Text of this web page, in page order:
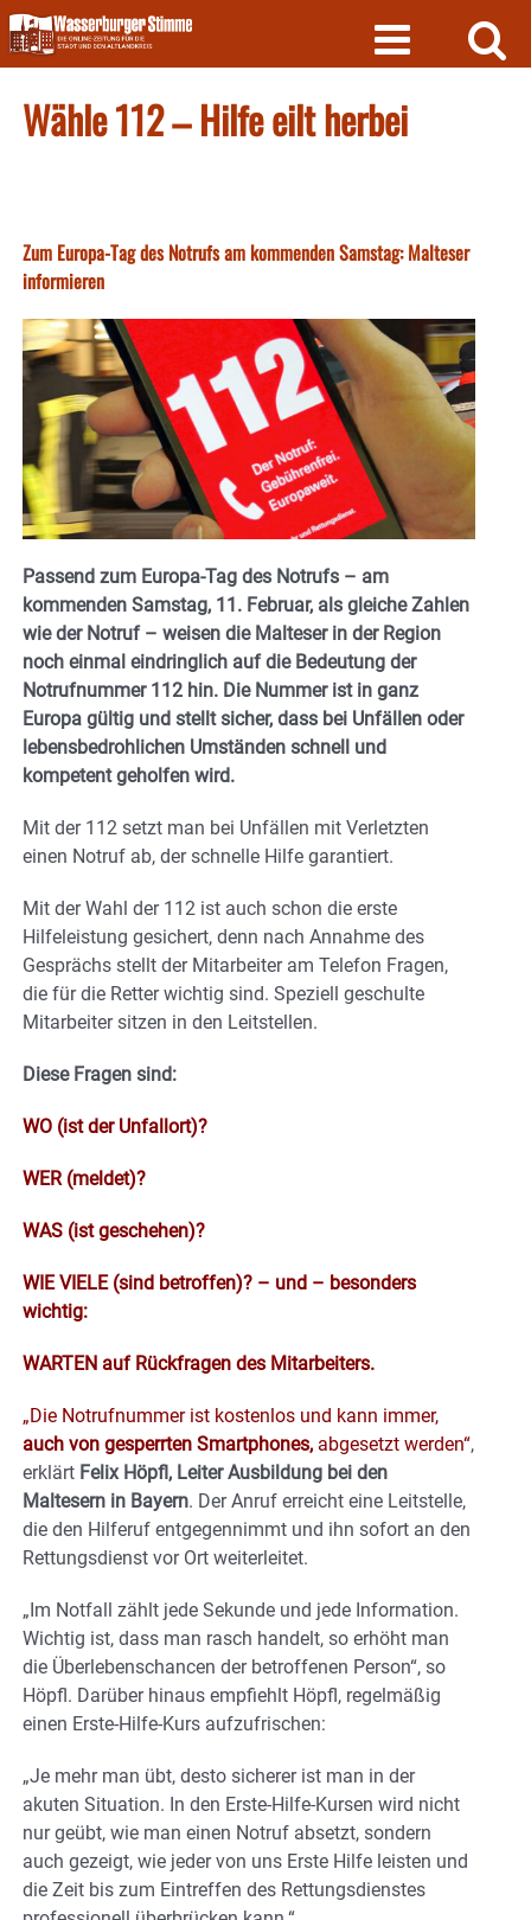
Skip
to
content
Wähle 112 – Hilfe eilt herbei
Zum Europa-Tag des Notrufs am kommenden Samstag: Malteser
informieren
Passend zum Europa-Tag des Notrufs – am
kommenden Samstag, 11. Februar, als gleiche Zahlen
wie der Notruf – weisen die Malteser in der Region
noch einmal eindringlich auf die Bedeutung der
Notrufnummer 112 hin. Die Nummer ist in ganz
Europa gültig und stellt sicher, dass bei Unfällen oder
lebensbedrohlichen Umständen schnell und
kompetent geholfen wird.
Mit der 112 setzt man bei Unfällen mit Verletzten
einen Notruf ab, der schnelle Hilfe garantiert.
Mit der Wahl der 112 ist auch schon die erste
Hilfeleistung gesichert, denn nach Annahme des
Gesprächs stellt der Mitarbeiter am Telefon Fragen,
die für die Retter wichtig sind. Speziell geschulte
Mitarbeiter sitzen in den Leitstellen.
Diese Fragen sind:
WO (ist der Unfallort)?
WER (meldet)?
WAS (ist geschehen)?
WIE VIELE (sind betroffen)? – und – besonders
wichtig:
WARTEN auf Rückfragen des Mitarbeiters.
„Die Notrufnummer ist kostenlos und kann immer,
auch von gesperrten Smartphones, abgesetzt werden“,
erklärt Felix Höpfl, Leiter Ausbildung bei den
Maltesern in Bayern. Der Anruf erreicht eine Leitstelle,
die den Hilferuf entgegennimmt und ihn sofort an den
Rettungsdienst vor Ort weiterleitet.
„Im Notfall zählt jede Sekunde und jede Information.
Wichtig ist, dass man rasch handelt, so erhöht man
die Überlebenschancen der betroffenen Person“, so
Höpfl. Darüber hinaus empfiehlt Höpfl, regelmäßig
einen Erste-Hilfe-Kurs aufzufrischen:
„Je mehr man übt, desto sicherer ist man in der
akuten Situation. In den Erste-Hilfe-Kursen wird nicht
nur geübt, wie man einen Notruf absetzt, sondern
auch gezeigt, wie jeder von uns Erste Hilfe leisten und
die Zeit bis zum Eintreffen des Rettungsdienstes